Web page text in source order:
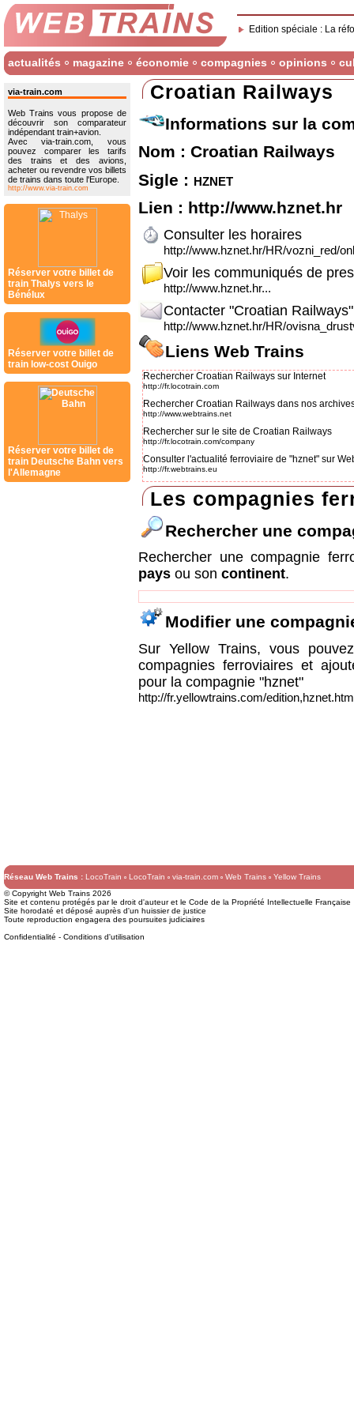
Edition spéciale : La
actualités magazine économie compagnies opinions
via-train.com
Web Trains vous propose de
découvrir son comparateur
indépendant train+avion.
Avec via-train.com, vous
pouvez comparer les tarifs
des trains et des avions,
acheter ou revendre vos billets
de trains dans toute l'Europe.
http://www.via-train.com
Réserver votre billet de
train Thalys vers le
Bénélux
Réserver votre billet de
train low-cost Ouigo
Réserver votre billet de
train Deutsche Bahn vers
l'Allemagne
Croatian Railways
Informations sur la
Nom : Croatian Railways
Sigle : hznet
Lien : http://www.hznet.hr
Consulter les horaires
http://www.hznet.hr/HR/vozni_red/
Voir les communiqués de
http://www.hznet.hr...
Contacter "Croatian Railways"
http://www.hznet.hr/HR/
Liens Web Trains
Rechercher Croatian Railways sur Internet
http://fr.locotrain.com
Rechercher Croatian Railways dans nos
http://www.webtrains.net
Rechercher sur le site de Croatian Railways
http://fr.locotrain.com/company
Consulter l'actualité ferroviaire de "hznet" sur
http://fr.webtrains.eu
Les compagnies
Rechercher une
Rechercher une compagnie
pays ou son continent.
Modifier une
Sur Yellow Trains, vous
compagnies ferroviaires et
pour la compagnie "hznet"
http://fr.yellowtrains.com/
Réseau Web Trains : LocoTrain LocoTrain via-train.com Web Trains
Yellow Trains
© Copyright Web Trains 2026
Site et contenu protégés par le droit d'auteur et le Code de la Propriété Intellectuelle Française
Site horodaté et déposé auprès d'un huissier de justice
Toute reproduction engagera des poursuites judiciaires
Confidentialité - Conditions d'utilisation